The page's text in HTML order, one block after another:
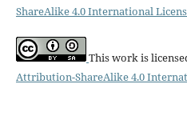
ShareAlike 4.0 International
This work is
Attribution-ShareAlike 4.0